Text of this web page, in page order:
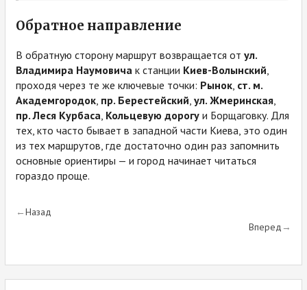
Обратное направление
В обратную сторону маршрут возвращается от ул.
Владимира Наумовича к станции Киев-Волынский,
проходя через те же ключевые точки: Рынок, ст. м.
Академгородок, пр. Берестейский, ул. Жмеринская,
пр. Леся Курбаса, Кольцевую дорогу и Борщаговку. Для
тех, кто часто бывает в западной части Киева, это один
из тех маршрутов, где достаточно один раз запомнить
основные ориентиры — и город начинает читаться
гораздо проще.
Назад
Вперед